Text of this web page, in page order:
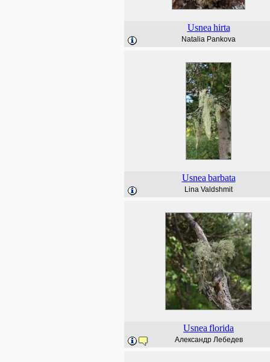
Usnea hirta
Natalia Pankova
Usnea barbata
Lina Valdshmit
Usnea florida
Александр Лебедев